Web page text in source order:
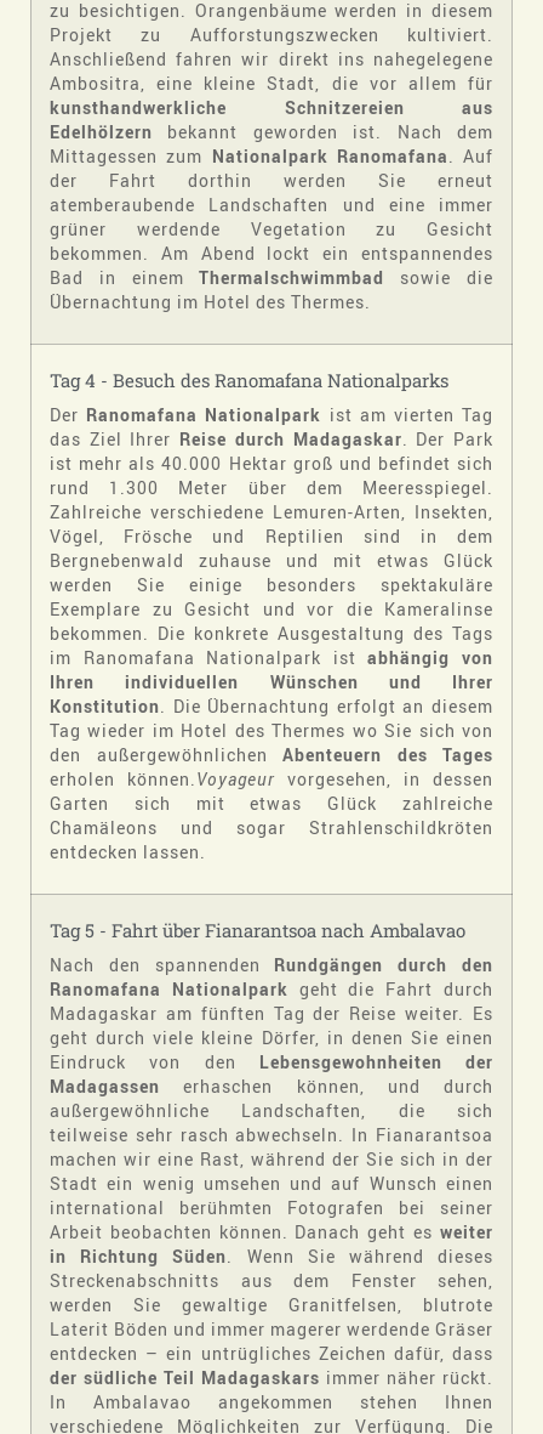
zu besichtigen. Orangenbäume werden in diesem
Projekt zu Aufforstungszwecken kultiviert.
Anschließend fahren wir direkt ins nahegelegene
Ambositra, eine kleine Stadt, die vor allem für
kunsthandwerkliche Schnitzereien aus
Edelhölzern bekannt geworden ist. Nach dem
Mittagessen zum Nationalpark Ranomafana. Auf
der Fahrt dorthin werden Sie erneut
atemberaubende Landschaften und eine immer
grüner werdende Vegetation zu Gesicht
bekommen. Am Abend lockt ein entspannendes
Bad in einemThermalschwimmbad
sowie die
Übernachtung im Hotel des Thermes.
Tag 4 - Besuch des Ranomafana Nationalparks
Der Ranomafana Nationalpark ist am vierten Tag
das Ziel Ihrer Reise durch Madagaskar. Der Park
ist mehr als 40.000 Hektar groß und befindet sich
rund 1.300 Meter über dem Meeresspiegel.
Zahlreiche verschiedene Lemuren-Arten, Insekten,
Vögel, Frösche und Reptilien sind in dem
Bergnebenwald zuhause und mit etwas Glück
werden Sie einige besonders spektakuläre
Exemplare zu Gesicht und vor die Kameralinse
bekommen. Die konkrete Ausgestaltung des Tags
im Ranomafana Nationalpark istabhängig von
Ihren individuellen Wünschen und Ihrer
Konstitution. Die Übernachtung erfolgt an diesem
Tag wieder im Hotel des Thermes wo Sie sich von
den außergewöhnlichen Abenteuern des Tages
erholen können.Voyageur vorgesehen, in dessen
Garten sich mit etwas Glück zahlreiche
Chamäleons und sogar Strahlenschildkröten
entdecken lassen.
Tag 5 - Fahrt über Fianarantsoa nach Ambalavao
Nach den spannenden Rundgängen durch den
Ranomafana Nationalpark geht die Fahrt durch
Madagaskar am fünften Tag der Reise weiter. Es
geht durch viele kleine Dörfer, in denen Sie einen
Eindruck von den Lebensgewohnheiten der
Madagassen erhaschen können, und durch
außergewöhnliche Landschaften, die sich
teilweise sehr rasch abwechseln. In Fianarantsoa
machen wir eine Rast, während der Sie sich in der
Stadt ein wenig umsehen und auf Wunsch einen
international berühmten Fotografen bei seiner
Arbeit beobachten können. Danach geht es weiter
in Richtung Süden. Wenn Sie während dieses
Streckenabschnitts aus dem Fenster sehen,
werden Sie gewaltige Granitfelsen, blutrote
Laterit Böden und immer magerer werdende Gräser
entdecken – ein untrügliches Zeichen dafür, dass
der südliche Teil Madagaskars immer näher rückt.
In Ambalavao angekommen stehen Ihnen
verschiedene Möglichkeiten zur Verfügung. Die